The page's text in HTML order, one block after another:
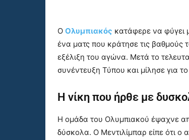
Ο Ολυμπιακός κατάφερε να φύγει
ένα ματς που κράτησε τις βαθμούς
εξέλιξη του αγώνα. Μετά το
συνέντευξη Τύπου και μίλησε για
Η νίκη που ήρθε με
Η ομάδα του Ολυμπιακού έψαχνε
δύσκολα. Ο Μεντιλίμπαρ είπε ότι ο